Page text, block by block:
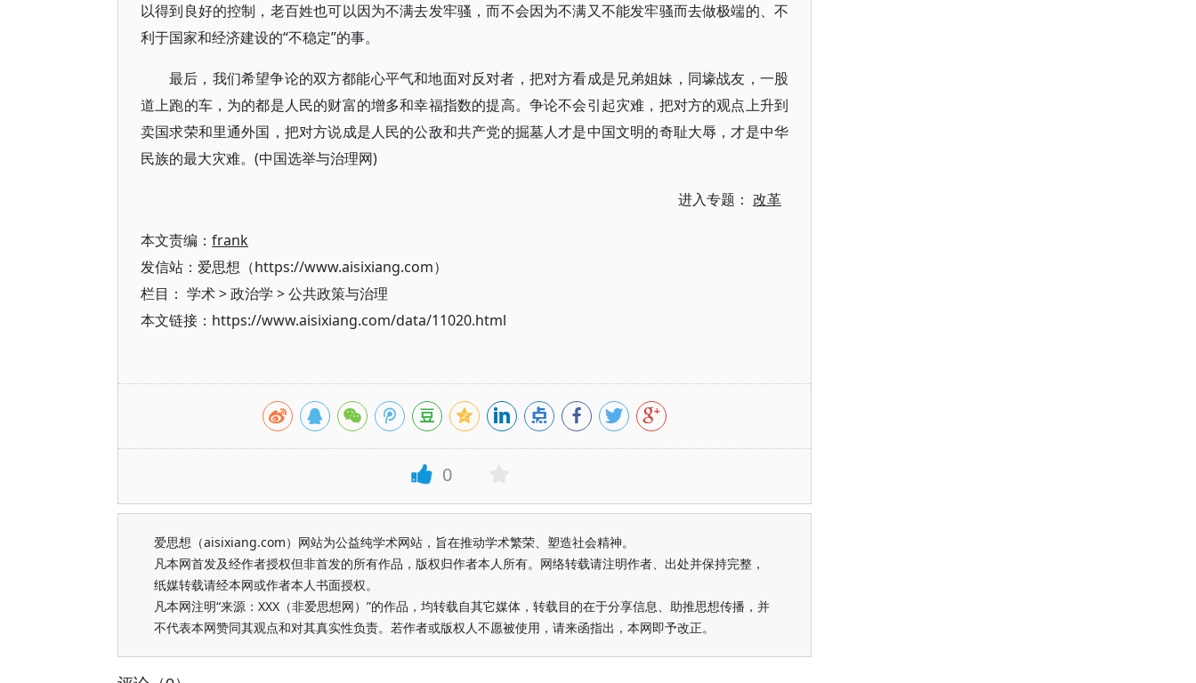
以得到良好的控制，老百姓也可以因为不满去发牢骚，而不会因为不满又不能发牢骚而去做极端的、不
利于国家和经济建设的“不稳定”的事。
最后，我们希望争论的双方都能心平气和地面对反对者，把对方看成是兄弟姐妹，同壕战友，一股
道上跑的车，为的都是人民的财富的增多和幸福指数的提高。争论不会引起灾难，把对方的观点上升到
卖国求荣和里通外国，把对方说成是人民的公敌和共产党的掘墓人才是中国文明的奇耻大辱，才是中华
民族的最大灾难。(中国选举与治理网)
进入专题： 改革
本文责编： frank
发信站：爱思想（https://www.aisixiang.com）
栏目： 学术>政治学 >公共政策与治理
本文链接：https://www.aisixiang.com/data/11020.html
0
爱思想（aisixiang.com）网站为公益纯学术网站，旨在推动学术繁荣、塑造社会精神。
凡本网首发及经作者授权但非首发的所有作品，版权归作者本人所有。网络转载请注明作者、出处并保持完整，
纸媒转载请经本网或作者本人书面授权。
凡本网注明“来源：XXX（非爱思想网）”的作品，均转载自其它媒体，转载目的在于分享信息、助推思想传播，并
不代表本网赞同其观点和对其真实性负责。若作者或版权人不愿被使用，请来函指出，本网即予改正。